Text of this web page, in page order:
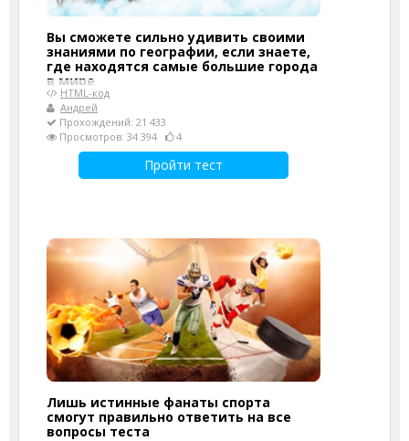
Вы сможете сильно удивить своими
знаниями по географии, если знаете,
где находятся самые большие города
в мире
HTML-код
Андрей
Прохождений: 21 433
Просмотров: 34 394
4
Пройти тест
Лишь истинные фанаты спорта
смогут правильно ответить на все
вопросы теста